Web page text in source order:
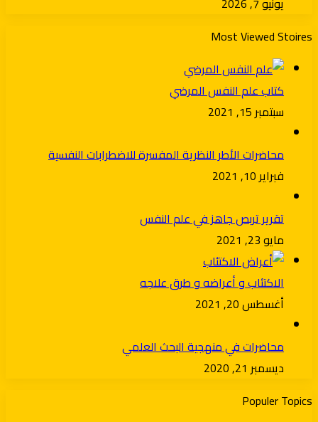
Most Viewed Stoires
كتاب علم النفس المرضي
سبتمبر 15, 2021
محاضرات الأطر النظرية المفسرة للاضطرابات النفسية
فبراير 10, 2021
تقرير تربص جاهز في علم النفس
مايو 23, 2021
الاكتئاب و أعراضه و طرق علاجه
أغسطس 20, 2021
محاضرات في منهجية البحث العلمي
ديسمبر 21, 2020
Populer Topics